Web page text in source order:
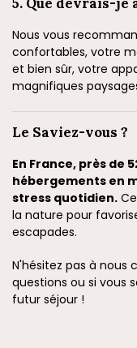
Nous vous
confortables, votre
et bien sûr, votre
magnifiques
Le Saviez-vous ?
En France, près de
hébergements en
stress quotidien.
la nature pour
escapades.
N'hésitez pas à nous
questions ou si vous
futur séjour !